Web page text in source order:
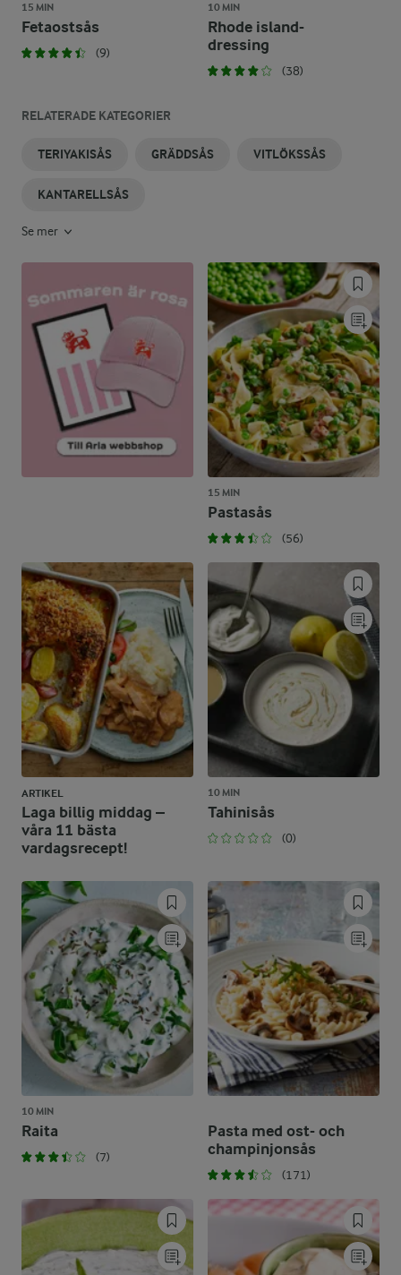
15 MIN
Fetaostsås
(9)
10 MIN
Rhode island-
dressing
(38)
RELATERADE KATEGORIER
TERIYAKISÅS GRÄDDSÅS VITLÖKSSÅS
KANTARELLSÅS
Se mer
15 MIN
Pastasås
(56)
ARTIKEL
Laga billig middag –
våra 11 bästa
vardagsrecept!
10 MIN
Tahinisås
(0)
10 MIN
Raita
(7)
Pasta med ost- och
champinjonsås
(171)